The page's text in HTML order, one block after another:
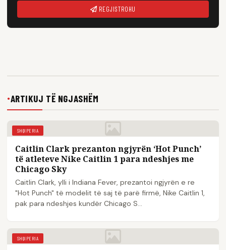
REGJISTROHU
●ARTIKUJ TË NGJASHËM
SHQIPERIA
Caitlin Clark prezanton ngjyrën ‘Hot Punch’
të atleteve Nike Caitlin 1 para ndeshjes me
Chicago Sky
Caitlin Clark, ylli i Indiana Fever, prezantoi ngjyrën e re
"Hot Punch" të modelit të saj të parë firmë, Nike Caitlin 1,
pak para ndeshjes kundër Chicago S...
SHQIPERIA